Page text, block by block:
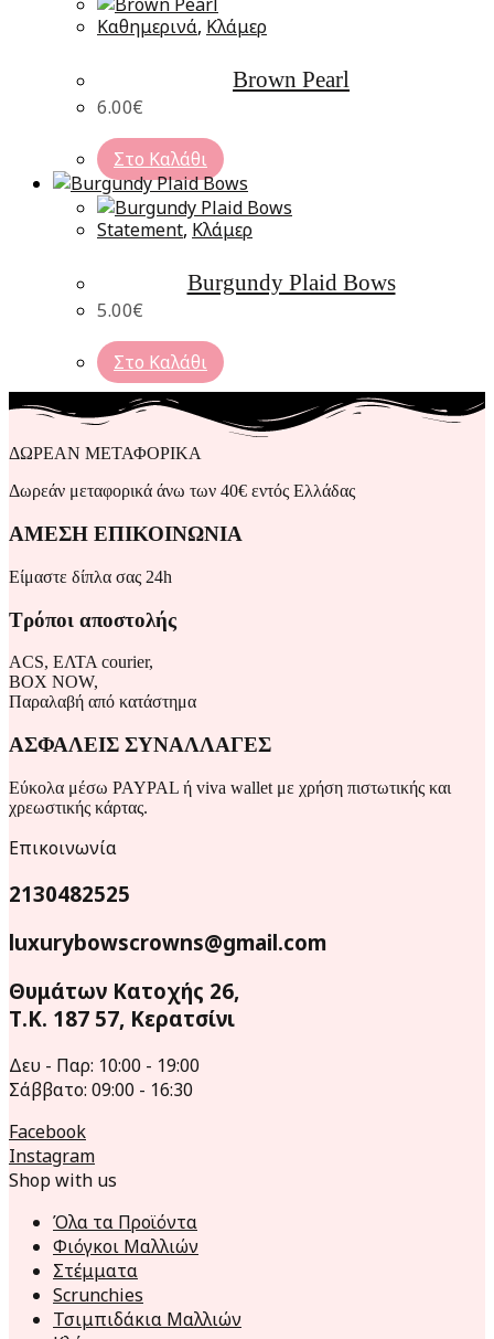
Καθημερινά, Κλάμερ
Brown Pearl
6.00€
Στο Καλάθι
Statement, Κλάμερ
Burgundy Plaid Bows
5.00€
Στο Καλάθι
ΔΩΡΕΑΝ ΜΕΤΑΦΟΡΙΚΑ
Δωρεάν μεταφορικά άνω των 40€ εντός Ελλάδας
ΑΜΕΣΗ ΕΠΙΚΟΙΝΩΝΙΑ
Είμαστε δίπλα σας 24h
Τρόποι αποστολής
ACS, ΕΛΤΑ courier,
BOX NOW,
Παραλαβή από κατάστημα
ΑΣΦΑΛΕΙΣ ΣΥΝΑΛΛΑΓΕΣ
Εύκολα μέσω PAYPAL ή viva wallet με χρήση πιστωτικής και
χρεωστικής κάρτας.
Επικοινωνία
2130482525
luxurybowscrowns@gmail.com
Θυμάτων Κατοχής 26,
Τ.Κ. 187 57, Κερατσίνι
Δευ - Παρ: 10:00 - 19:00
Σάββατο: 09:00 - 16:30
Facebook
Instagram
Shop with us
Όλα τα Προϊόντα
Φιόγκοι Μαλλιών
Στέμματα
Scrunchies
Τσιμπιδάκια Μαλλιών